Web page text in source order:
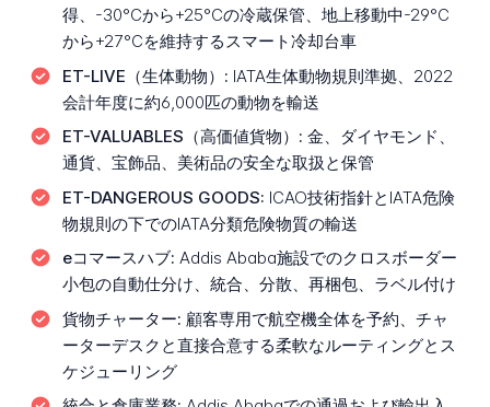
得、-30°Cから+25°Cの冷蔵保管、地上移動中-29°C
から+27°Cを維持するスマート冷却台車
ET-LIVE（生体動物）: IATA生体動物規則準拠、2022
会計年度に約6,000匹の動物を輸送
ET-VALUABLES（高価値貨物）: 金、ダイヤモンド、
通貨、宝飾品、美術品の安全な取扱と保管
ET-DANGEROUS GOODS: ICAO技術指針とIATA危険
物規則の下でのIATA分類危険物質の輸送
eコマースハブ: Addis Ababa施設でのクロスボーダー
小包の自動仕分け、統合、分散、再梱包、ラベル付け
貨物チャーター: 顧客専用で航空機全体を予約、チャ
ーターデスクと直接合意する柔軟なルーティングとス
ケジューリング